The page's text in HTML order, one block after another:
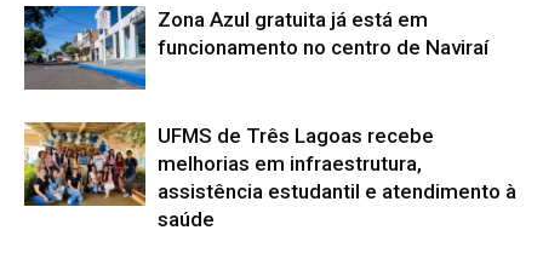
Zona Azul gratuita já está em
funcionamento no centro de Naviraí
UFMS de Três Lagoas recebe
melhorias em infraestrutura,
assistência estudantil e atendimento à
saúde